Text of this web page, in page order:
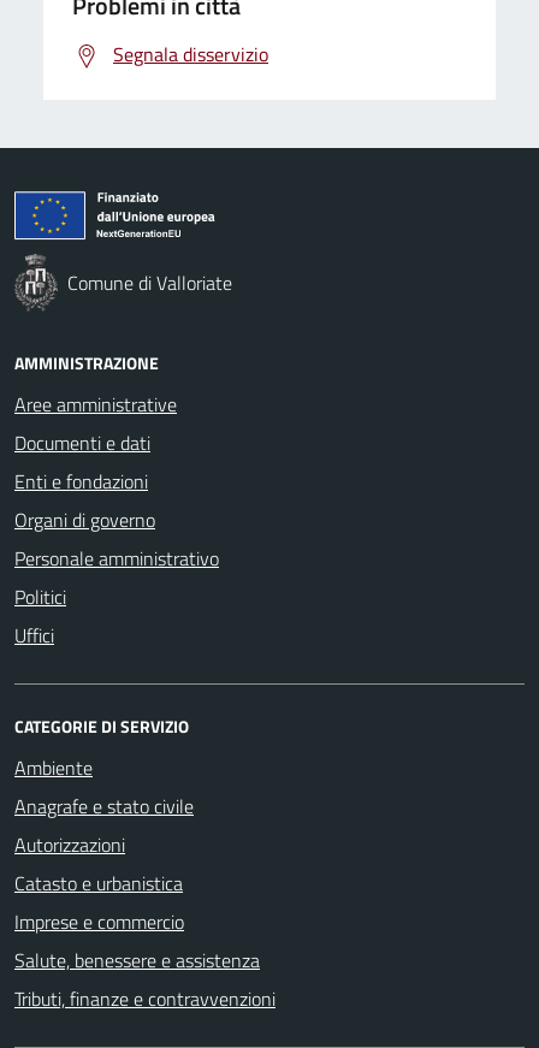
Segnala disservizio
Comune di Valloriate
AMMINISTRAZIONE
Aree amministrative
Documenti e dati
Enti e fondazioni
Organi di governo
Personale amministrativo
Politici
Uffici
CATEGORIE DI SERVIZIO
Ambiente
Anagrafe e stato civile
Autorizzazioni
Catasto e urbanistica
Imprese e commercio
Salute, benessere e assistenza
Tributi, finanze e contravvenzioni